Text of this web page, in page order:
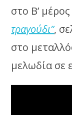
στο Β’
τραγούδι”,
στο
μελωδία σε